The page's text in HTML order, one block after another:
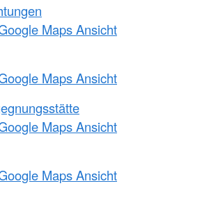
Maps Ansicht
Maps Ansicht
Maps Ansicht
Maps Ansicht